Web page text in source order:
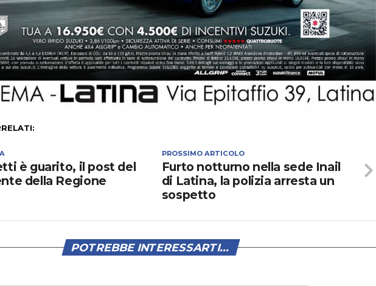
PROSSIMO ARTICOLO
Furto notturno nella sede Inail
di Latina, la polizia arresta un
sospetto
è guarito, il post del
della Regione
POTREBBE INTERESSARTI...